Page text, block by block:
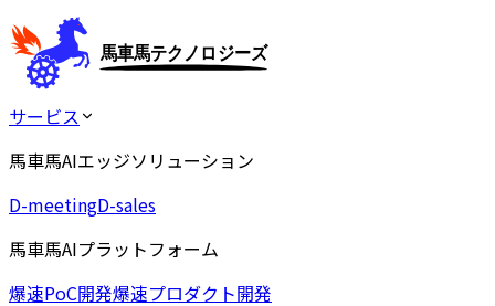
サービス
馬車馬AIエッジソリューション
D-meetingD-sales
馬車馬AIプラットフォーム
爆速PoC開発爆速プロダクト開発